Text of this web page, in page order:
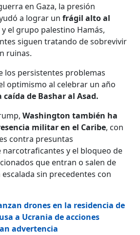
en Gaza, la presión
a lograr un frágil alto al
el grupo palestino Hamás,
siguen tratando de sobrevivir
ruinas.
los persistentes problemas
optimismo al celebrar un año
caída de Bashar al Asad.
Washington también ha
militar en el Caribe, con
contra presuntas
narcotraficantes y el bloqueo de
que entran o salen de
sin precedentes con
drones en la residencia de
a Ucrania de acciones
advertencia